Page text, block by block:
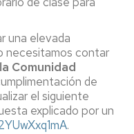
una elevada
necesitamos contar
Comunidad
de
el siguiente
explicado por un
.